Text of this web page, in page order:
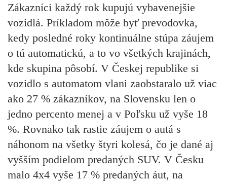
Zákazníci každý rok kupujú vybavenejšie
vozidlá. Príkladom môže byť prevodovka,
kedy posledné roky kontinuálne stúpa záujem
o tú automatickú, a to vo všetkých krajinách,
kde skupina pôsobí. V Českej republike si
vozidlo s automatom vlani zaobstaralo už viac
ako 27 % zákazníkov, na Slovensku len o
jedno percento menej a v Poľsku už vyše 18
%. Rovnako tak rastie záujem o autá s
náhonom na všetky štyri kolesá, čo je dané aj
vyšším podielom predaných SUV. V Česku
malo 4x4 vyše 17 % predaných áut, na